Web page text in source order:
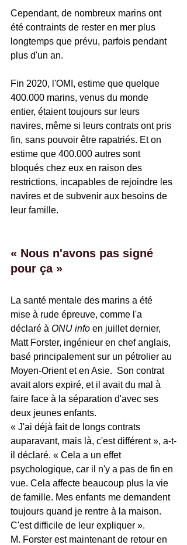
Cependant, de nombreux marins ont
été contraints de rester en mer plus
longtemps que prévu, parfois pendant
plus d'un an.
Fin 2020, l'OMI, estime que quelque
400.000 marins, venus du monde
entier, étaient toujours sur leurs
navires, même si leurs contrats ont pris
fin, sans pouvoir être rapatriés. Et on
estime que 400.000 autres sont
bloqués chez eux en raison des
restrictions, incapables de rejoindre les
navires et de subvenir aux besoins de
leur famille.
« Nous n'avons pas signé
pour ça »
La santé mentale des marins a été
mise à rude épreuve, comme l'a
déclaré à ONU info en juillet dernier,
Matt Forster, ingénieur en chef anglais,
basé principalement sur un pétrolier au
Moyen-Orient et en Asie.  Son contrat
avait alors expiré, et il avait du mal à
faire face à la séparation d'avec ses
deux jeunes enfants.
« J'ai déjà fait de longs contrats
auparavant, mais là, c'est différent », a-t-
il déclaré. « Cela a un effet
psychologique, car il n'y a pas de fin en
vue. Cela affecte beaucoup plus la vie
de famille. Mes enfants me demandent
toujours quand je rentre à la maison.
C'est difficile de leur expliquer ».
M. Forster est maintenant de retour en